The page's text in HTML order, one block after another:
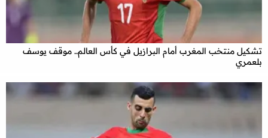
تشكيل منتخب المغرب أمام البرازيل في كأس العالم.. موقف يوسف
بلعمري